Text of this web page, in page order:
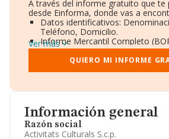
Información general
Razón social
Activitats Culturals S.c.p.
A través del informe gratuito que te
desde Einforma, donde vas a
Datos identificativos:
Teléfono, Domicilio.
Informe Mercantil Completo
Gráficos de Evolución Ventas y
Consejo de Administración y
Directivos y Ejecutivos.
Información oficial y registral
Ver más
QUIERO MI INFORME